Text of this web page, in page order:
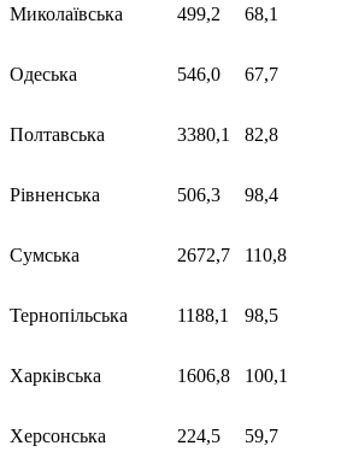
Миколаївська 499,2 68,1
Одеська 546,0 67,7
Полтавська 3380,1 82,8
Рівненська 506,3 98,4
Сумська 2672,7 110,8
Тернопільська 1188,1 98,5
Харківська 1606,8 100,1
Херсонська 224,5 59,7